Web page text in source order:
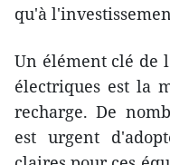
qu'à
Un élément clé de
électriques est la
recharge. De
est urgent